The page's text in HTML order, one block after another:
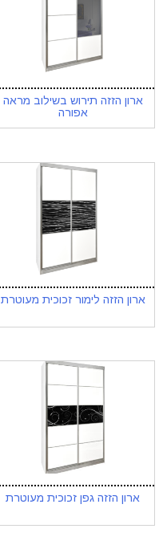
ארון הזזה תירוש בשילוב מראה
אפורה
ארון הזזה לימור זכוכית מעוטרת
ארון הזזה גפן זכוכית מעוטרת